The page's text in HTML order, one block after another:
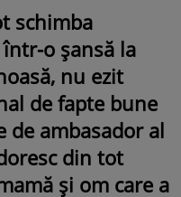
schimba
o şansă la
nu ezit
de fapte bune
de ambasador al
din tot
şi om care a